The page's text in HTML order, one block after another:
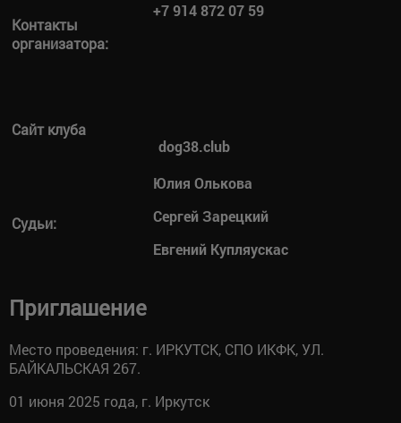
Контакты
организатора:
+7 914 872 07 59
Сайт клуба
dog38.club
Судьи:
Юлия Олькова
Сергей Зарецкий
Евгений Купляускас
Приглашение
Место проведения: г. ИРКУТСК, СПО ИКФК, УЛ.
БАЙКАЛЬСКАЯ 267.
01 июня 2025 года, г. Иркутск